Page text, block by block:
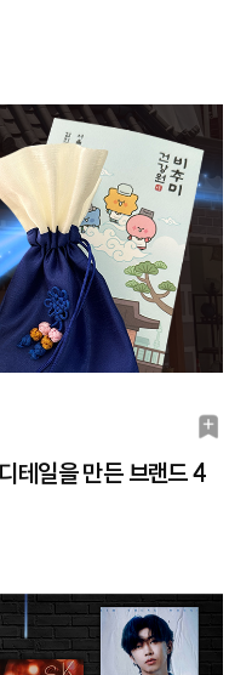
북
마
테일을 만든 브랜드 4